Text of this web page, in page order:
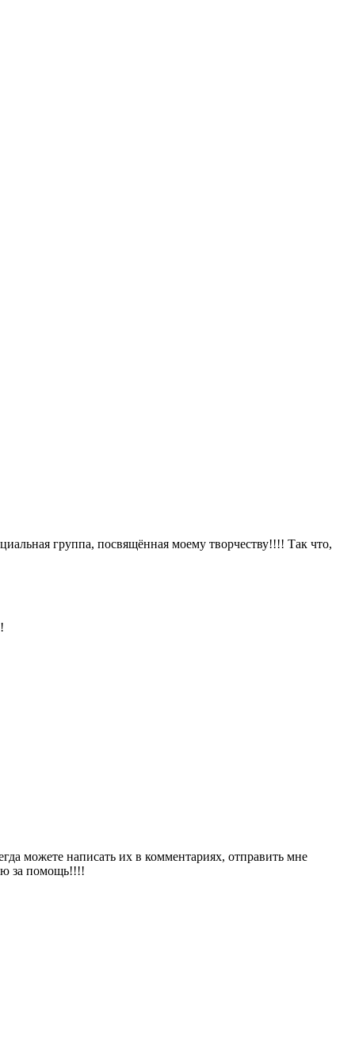
группа, посвящённая моему творчеству!!!! Так что,
можете написать их в комментариях, отправить мне
за помощь!!!!